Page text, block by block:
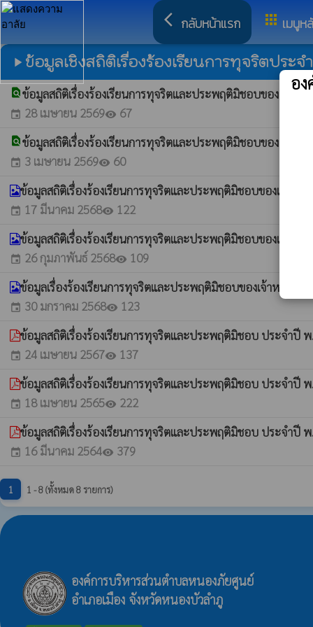
arrow_back_ios กลับหน้าแรก apps เมนูห
play_arrow ข้อมูลเชิงสถิติเรื่องร้องเรียนการทุจริตประจ
find_in_pageข้อมูลสถิติเรื่องร้องเรียนการทุจริตและประพฤติมิชอบของเจ้า
event 28 เมษายน 2569visibility 67
find_in_pageข้อมูลสถิติเรื่องร้องเรียนการทุจริตและประพฤติมิชอบของเจ้า
event 3 เมษายน 2569visibility 60
ข้อมูลสถิติเรื่องร้องเรียนการทุจริตและประพฤติมิชอบของเจ้าห
event 17 มีนาคม 2568visibility 122
ข้อมูลสถิติเรื่องร้องเรียนการทุจริตและประพฤติมิชอบของเจ้าห
event 26 กุมภาพันธ์ 2568visibility 109
ข้อมูลเรื่องร้องเรียนการทุจริตและประพฤติมิชอบของเจ้าหน้าที่
event 30 มกราคม 2568visibility 123
ข้อมูลสถิติเรื่องร้องเรียนการทุจริตและประพฤติมิชอบ ประจำปี
event 24 เมษายน 2567visibility 137
ข้อมูลสถิติเรื่องร้องเรียนการทุจริตและประพฤติมิชอบ ประจำปี
event 18 เมษายน 2565visibility 222
ข้อมูลสถิติเรื่องร้องเรียนการทุจริตและประพฤติมิชอบ ประจำปี
event 16 มีนาคม 2564visibility 379
1 1 - 8 (ทั้งหมด 8 รายการ)
องค์การบริหารส่วนตำบลหนองภัยศูนย์
อำเภอเมือง จังหวัดหนองบัวลำภู
อ